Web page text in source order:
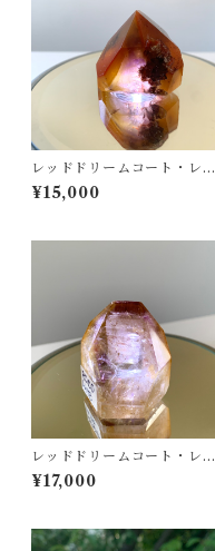
レッドドリームコート・レム
リアンシード⑤ ポイント・
ポリッシュ（磨き）
¥15,000
レッドドリームコート・レム
リアンシード① ポイント・
ポリッシュ（磨き）
¥17,000